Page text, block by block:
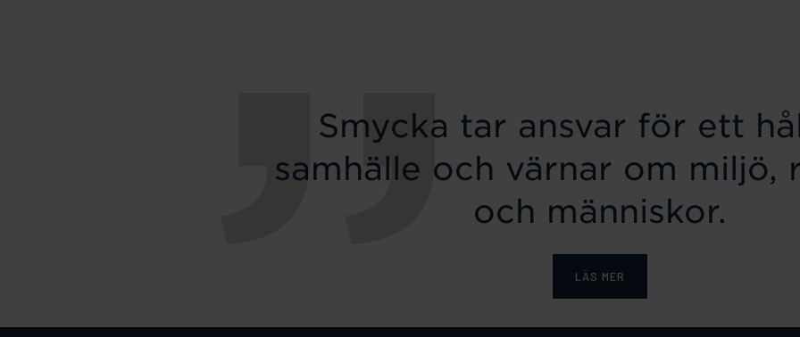
Smycka tar ansvar för ett
samhälle och värnar om miljö,
och människor.
LÄS MER